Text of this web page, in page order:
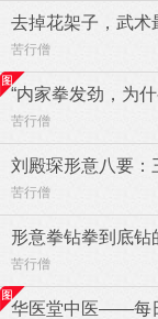
去掉花架子，武术
苦行僧
“内家拳发劲，为
苦行僧
刘殿琛形意八要：
苦行僧
形意拳钻拳到底钻
苦行僧
华医堂中医——每